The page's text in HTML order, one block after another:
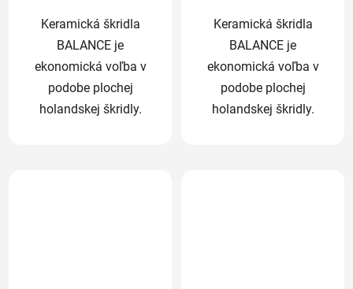
Keramická škridla
BALANCE je
ekonomická voľba v
podobe plochej
holandskej škridly.
Keramická škridla
BALANCE je
ekonomická voľba v
podobe plochej
holandskej škridly.